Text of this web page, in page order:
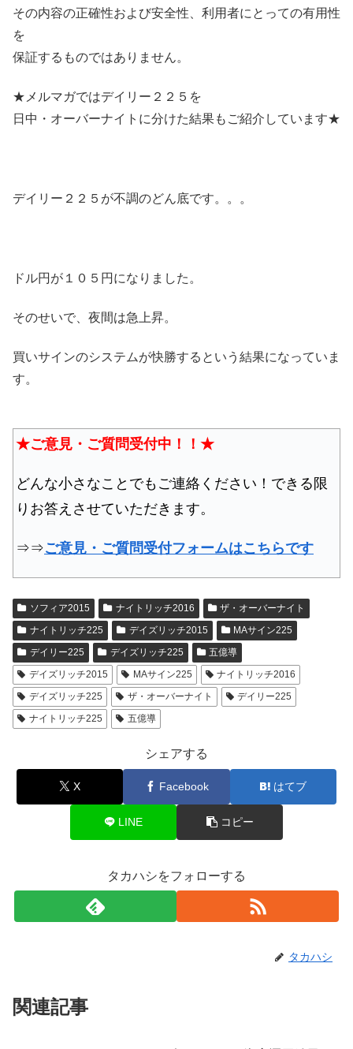
その内容の正確性および安全性、利用者にとっての有用性
を
保証するものではありません。
★メルマガではデイリー２２５を
日中・オーバーナイトに分けた結果もご紹介しています★
デイリー２２５が不調のどん底です。。。
ドル円が１０５円になりました。
そのせいで、夜間は急上昇。
買いサインのシステムが快勝するという結果になっていま
す。
★ご意見・ご質問受付中！！★
どんな小さなことでもご連絡ください！できる限
りお答えさせていただきます。
⇒⇒ご意見・ご質問受付フォームはこちらです
ソフィア2015 ナイトリッチ2016
ザ・オーバーナイト
ナイトリッチ225
デイズリッチ2015
MAサイン225
デイリー225
デイズリッチ225
五億導
デイズリッチ2015
MAサイン225
ナイトリッチ2016
デイズリッチ225
ザ・オーバーナイト
デイリー225
ナイトリッチ225
五億導
シェアする
X Facebook はてブ
LINE コピー
タカハシをフォローする
タカハシ
関連記事